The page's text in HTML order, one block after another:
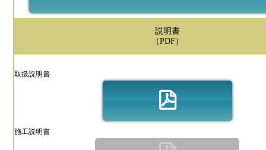
説明書
（PDF）
取扱説明書
施工説明書